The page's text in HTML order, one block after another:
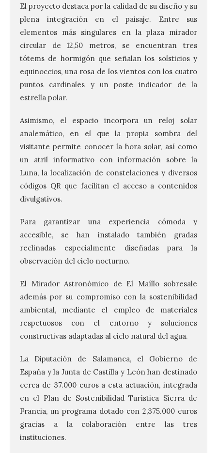
El proyecto destaca por la calidad de su diseño y su
plena integración en el paisaje. Entre sus
elementos más singulares en la plaza mirador
circular de 12,50 metros, se encuentran tres
tótems de hormigón que señalan los solsticios y
equinoccios, una rosa de los vientos con los cuatro
puntos cardinales y un poste indicador de la
estrella polar.
Asimismo, el espacio incorpora un reloj solar
analemático, en el que la propia sombra del
visitante permite conocer la hora solar, así como
un atril informativo con información sobre la
Luna, la localización de constelaciones y diversos
códigos QR que facilitan el acceso a contenidos
divulgativos.
Para garantizar una experiencia cómoda y
accesible, se han instalado también gradas
reclinadas especialmente diseñadas para la
observación del cielo nocturno.
El Mirador Astronómico de El Maíllo sobresale
además por su compromiso con la sostenibilidad
ambiental, mediante el empleo de materiales
respetuosos con el entorno y soluciones
constructivas adaptadas al ciclo natural del agua.
La Diputación de Salamanca, el Gobierno de
España y la Junta de Castilla y León han destinado
cerca de 37.000 euros a esta actuación, integrada
en el Plan de Sostenibilidad Turística Sierra de
Francia, un programa dotado con 2,375.000 euros
gracias a la colaboración entre las tres
instituciones.